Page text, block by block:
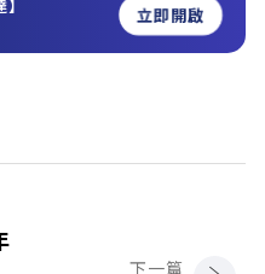
立即開啟
下一篇